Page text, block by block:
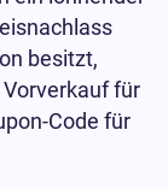
besitzt,
für
Code für